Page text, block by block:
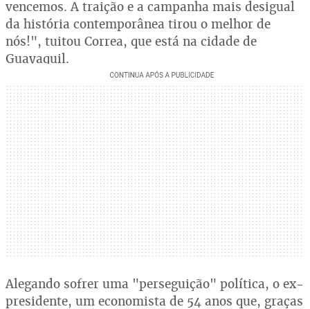
vencemos. A traição e a campanha mais desigual
da história contemporânea tirou o melhor de
nós!", tuitou Correa, que está na cidade de
Guayaquil.
Alegando sofrer uma "perseguição" política, o ex-
presidente, um economista de 54 anos que, graças